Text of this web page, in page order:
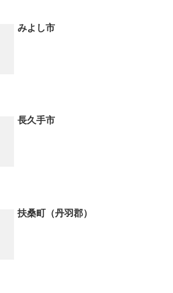
みよし市
長久手市
扶桑町（丹羽郡）